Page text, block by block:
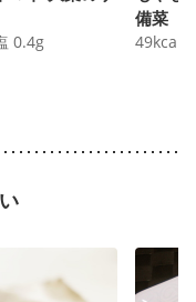
0.4g
備菜
49kcal